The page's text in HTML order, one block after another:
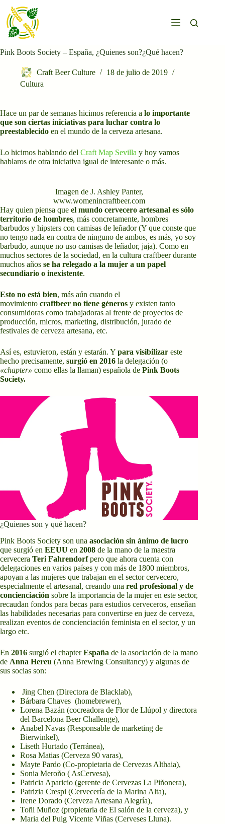
contenido
Pink Boots Society – España, ¿Quienes son?¿Qué hacen?
Craft Beer Culture
18 de julio de 2019
Cultura
Hace un par de semanas hicimos referencia a lo importante
que son ciertas iniciativas para luchar contra lo
preestablecido en el mundo de la cerveza artesana.
Lo hicimos hablando del Craft Map Sevilla y hoy vamos
hablaros de otra iniciativa igual de interesante o más.
Imagen de J. Ashley Panter,
www.womenincraftbeer.com
Hay quien piensa que el mundo cervecero artesanal es sólo
territorio de hombres, más concretamente, hombres
barbudos y hipsters con camisas de leñador (Y que conste que
no tengo nada en contra de ninguno de ambos, es más, yo soy
barbudo, aunque no uso camisas de leñador, jaja). Como en
muchos sectores de la sociedad, en la cultura craftbeer durante
muchos años se ha relegado a la mujer a un papel
secundiario o inexistente.
Esto no está bien, más aún cuando el
movimiento craftbeer no tiene géneros y existen tanto
consumidoras como trabajadoras al frente de proyectos de
producción, micros, marketing, distribución, jurado de
festivales de cerveza artesana, etc.
Así es, estuvieron, están y estarán. Y para visibilizar este
hecho precisamente, surgió en 2016 la delegación (o
«chapter» como ellas la llaman) española de Pink Boots
Society.
¿Quienes son y qué hacen?
Pink Boots Society son una asociación sin ánimo de lucro
que surgió en EEUU en 2008 de la mano de la maestra
cervecera Teri Fahrendorfpero que ahora cuenta con
delegaciones en varios países y con más de 1800 miembros,
apoyan a las mujeres que trabajan en el sector cervecero,
especialmente el artesanal, creando una red profesional y de
concienciación sobre la importancia de la mujer en este sector,
recaudan fondos para becas para estudios cerveceros, enseñan
las habilidades necesarias para convertirse en juez de cerveza,
realizan eventos de concienciación feminista en el sector, y un
largo etc.
En 2016 surgió el chapterEspaña de la asociación de la mano
de Anna Hereu (Anna Brewing Consultancy) y algunas de
sus socias son:
Jing Chen (Directora de Blacklab),
Bárbara Chaves (homebrewer),
Lorena Bazán (cocreadora de Flor de Llúpol y directora
del Barcelona Beer Challenge),
Anabel Navas (Responsable de marketing de
Bierwinkel),
Liseth Hurtado (Terránea),
Rosa Matias (Cerveza 90 varas),
Mayte Pardo (Co-propietaria de Cervezas Althaia),
Sonia Meroño ( AsCervesa),
Patricia Aparicio (gerente de Cervezas La Piñonera),
Patrizia Crespi (Cervecería de la Marina Alta),
Irene Dorado (Cerveza Artesana Alegría),
Toñi Muñoz (propietaria de El salón de la cerveza), y
Maria del Puig Vicente Viñas (Cerveses Lluna).